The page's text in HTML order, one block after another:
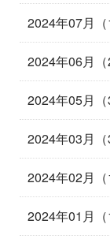
2024年07月（
2024年06月（
2024年05月（
2024年03月（
2024年02月（
2024年01月（